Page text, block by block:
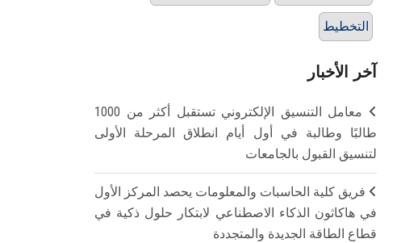
التخطيط
آخر الأخبار
معامل التنسيق الإلكتروني تستقبل أكثر من 1000
طالبًا وطالبة في أول أيام انطلاق المرحلة الأولى
لتنسيق القبول بالجامعات
فريق كلية الحاسبات والمعلومات يحصد المركز الأول
في هاكاثون الذكاء الاصطناعي لابتكار حلول ذكية في
قطاع الطاقة الجديدة والمتجددة